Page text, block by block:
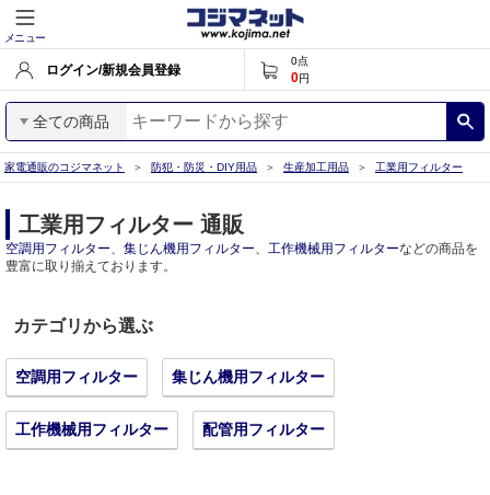
メニュー
ログイン/新規会員登録
0点
0円
全ての商品
家電通販のコジマネット 防犯・防災・DIY用品 生産加工用品 工業用フィルター
工業用フィルター 通販
空調用フィルター、 集じん機用フィルター、 工作機械用フィルターなどの商品を
豊富に取り揃えております。
カテゴリから選ぶ
空調用フィルター 集じん機用フィルター
工作機械用フィルター 配管用フィルター